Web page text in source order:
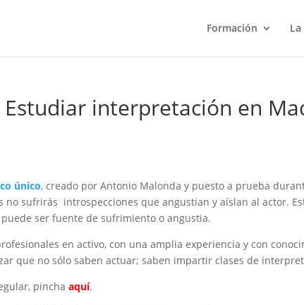
Formación La
Estudiar interpretación en
único, creado por Antonio Malonda y puesto a prueba
no sufrirás introspecciones que angustian y aíslan al actor.
ser fuente de sufrimiento o angustia.
en activo, con una amplia experiencia y con
que no sólo saben actuar; saben impartir clases de
pinchaaquí.